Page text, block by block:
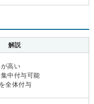
解説
高い
中付与可能
全体付与